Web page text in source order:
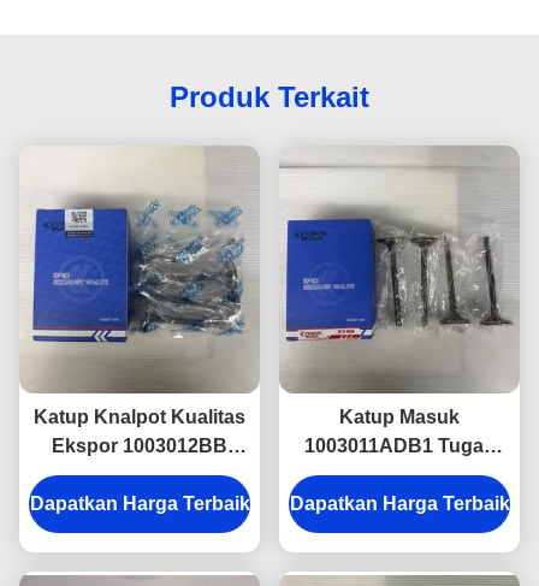
Produk Terkait
Katup Knalpot Kualitas
Ekspor 1003012BB
untuk ISUZU NKR &
600P Dipercaya oleh
Pembeli Aftermarket
Dapatkan Harga Terbaik
Katup Masuk
1003011ADB1 Tugas
Berat untuk ISUZU
NKR, Pas Presisi dan
Masa Pakai Lama
Dapatkan Harga Terbaik